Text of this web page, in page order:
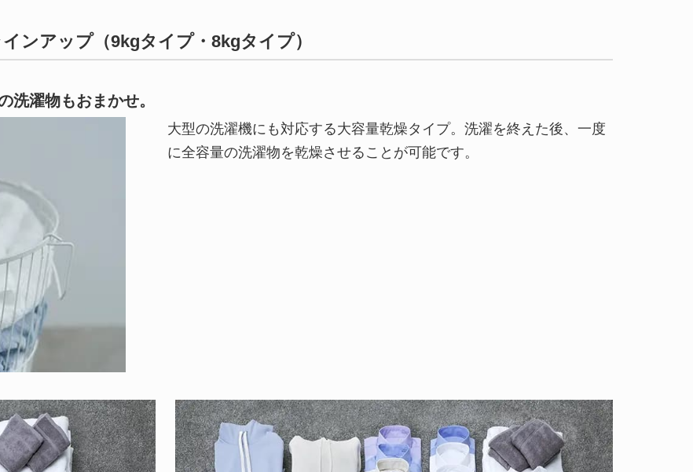
ンアップ（9kgタイプ・8kgタイプ）
洗濯物もおまかせ。
大型の洗濯機にも対応する大容量乾燥タイプ。洗濯を終えた後、一度
に全容量の洗濯物を乾燥させることが可能です。